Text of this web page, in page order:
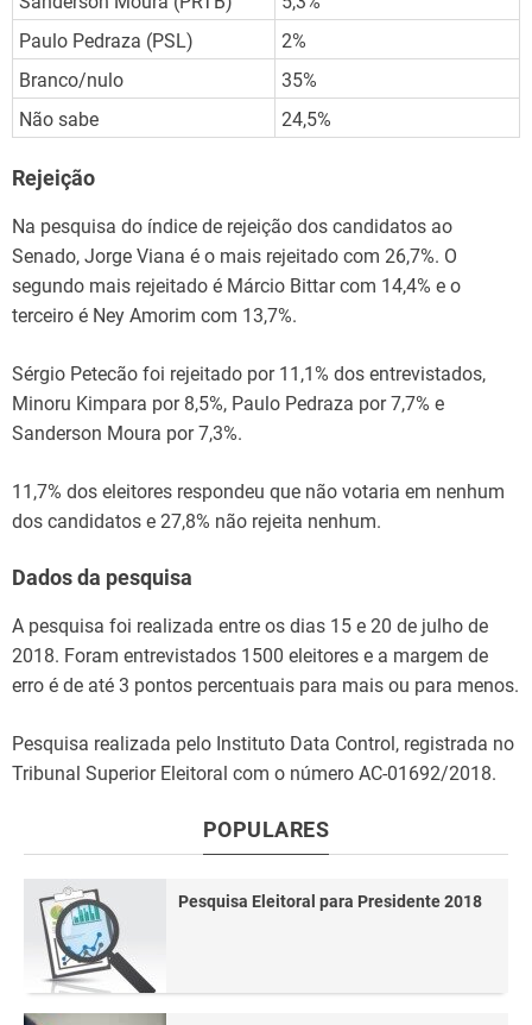
Paulo Pedraza (PSL)
2%
Branco/nulo
35%
Não sabe
24,5%
Rejeição
Na pesquisa do índice de rejeição dos candidatos ao
Senado, Jorge Viana é o mais rejeitado com 26,7%. O
segundo mais rejeitado é Márcio Bittar com 14,4% e o
terceiro é Ney Amorim com 13,7%.
Sérgio Petecão foi rejeitado por 11,1% dos entrevistados,
Minoru Kimpara por 8,5%, Paulo Pedraza por 7,7% e
Sanderson Moura por 7,3%.
11,7% dos eleitores respondeu que não votaria em nenhum
dos candidatos e 27,8% não rejeita nenhum.
Dados da pesquisa
A pesquisa foi realizada entre os dias 15 e 20 de julho de
2018. Foram entrevistados 1500 eleitores e a margem de
erro é de até 3 pontos percentuais para mais ou para menos.
Pesquisa realizada pelo Instituto Data Control, registrada no
Tribunal Superior Eleitoral com o número AC-01692/2018.
POPULARES
Pesquisa Eleitoral para Presidente 2018